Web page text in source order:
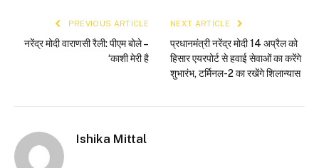
PREVIOUS ARTICLE
नरेंद्र मोदी वाराणसी रैली: पीएम बोले –
‘काशी मेरी है
NEXT ARTICLE
प्रधानमंत्री नरेंद्र मोदी 14 अप्रैल को
हिसार एयरपोर्ट से हवाई सेवाओं का करेंगे
शुभारंभ, टर्मिनल-2 का रखेंगे शिलान्यास
Ishika Mittal